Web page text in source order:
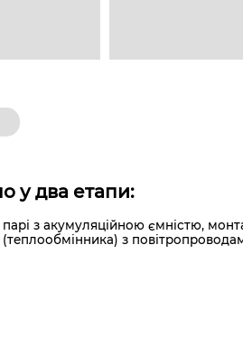
у два етапи:
з акумуляційною ємністю,
з